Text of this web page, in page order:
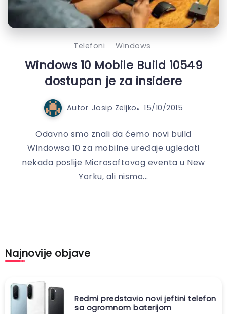
Telefoni Windows
Windows 10 Mobile Build 10549
dostupan je za insidere
Autor Josip Zeljko 15/10/2015
Odavno smo znali da ćemo novi build
Windowsa 10 za mobilne uređaje ugledati
nekada poslije Microsoftovog eventa u New
Yorku, ali nismo...
Najnovije objave
Redmi predstavio novi jeftini telefon
sa ogromnom baterijom